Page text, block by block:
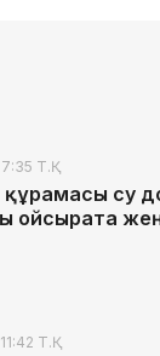
Т.Қ.
құрамасы су
ойсырата
Т.Қ.